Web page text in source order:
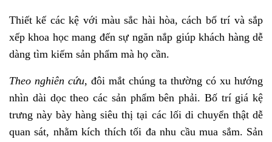
Thiết kế các kệ với màu sắc hài hòa, cách bố trí và sắp
xếp khoa học mang đến sự ngăn nắp giúp khách hàng dễ
dàng tìm kiếm sản phẩm mà họ cần.
Theo nghiên cứu, đôi mắt chúng ta thường có xu hướng
nhìn dài dọc theo các sản phẩm bên phải. Bố trí giá kệ
trưng này bày hàng siêu thị tại các lối di chuyển thật dễ
quan sát, nhằm kích thích tối đa nhu cầu mua sắm. Sản